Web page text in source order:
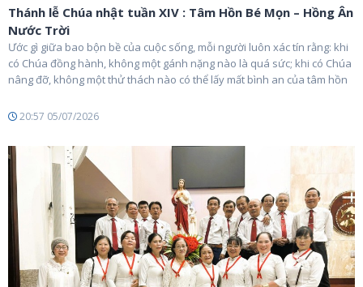
Thánh lễ Chúa nhật tuần XIV : Tâm Hồn Bé Mọn – Hồng Ân
Nước Trời
Ước gì giữa bao bộn bề của cuộc sống, mỗi người luôn xác tín rằng: khi
có Chúa đồng hành, không một gánh nặng nào là quá sức; khi có Chúa
nâng đỡ, không một thử thách nào có thể lấy mất bình an của tâm hồn
20:57 05/07/2026